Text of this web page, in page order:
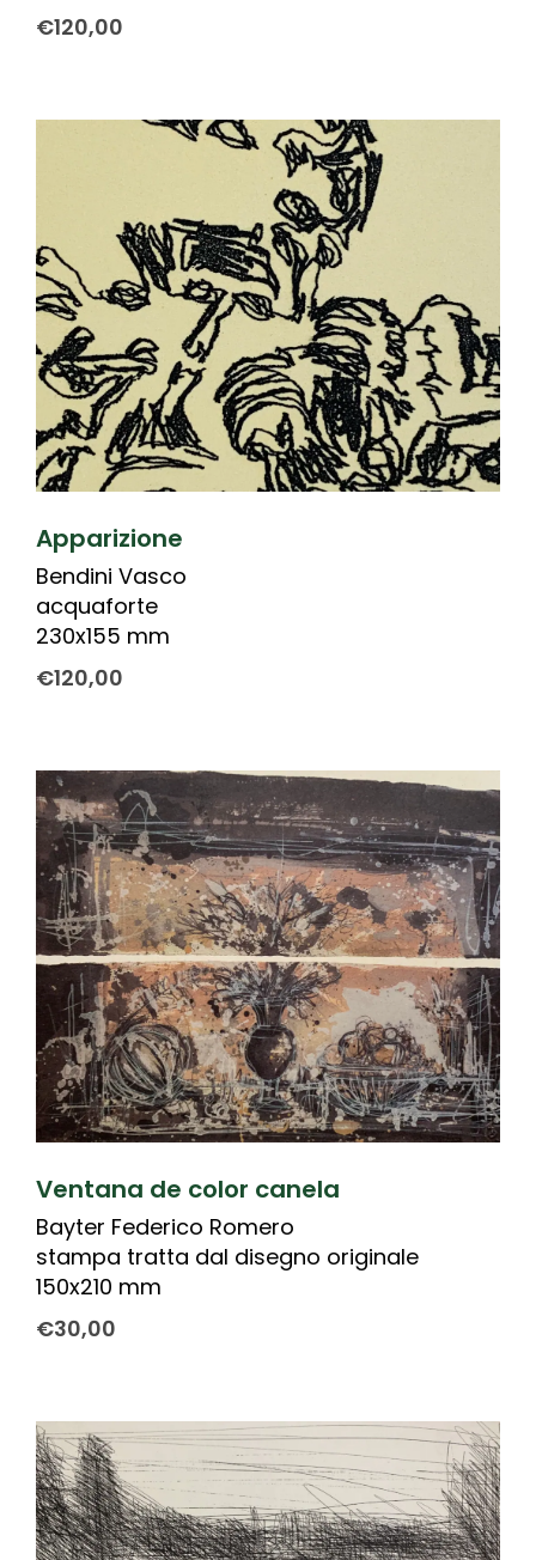
€120,00
Apparizione
Bendini Vasco
acquaforte
230x155 mm
€120,00
Ventana de color canela
Bayter Federico Romero
stampa tratta dal disegno originale
150x210 mm
€30,00